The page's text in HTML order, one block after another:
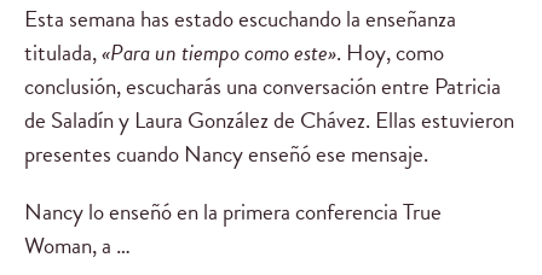
Esta semana has estado escuchando la enseñanza
titulada,«Para un tiempo como este». Hoy, como
conclusión, escucharás una conversación entre Patricia
de Saladín y Laura González de Chávez. Ellas estuvieron
presentes cuando Nancy enseñó ese mensaje.
Nancy lo enseñó en la primera conferencia True
Woman, a …